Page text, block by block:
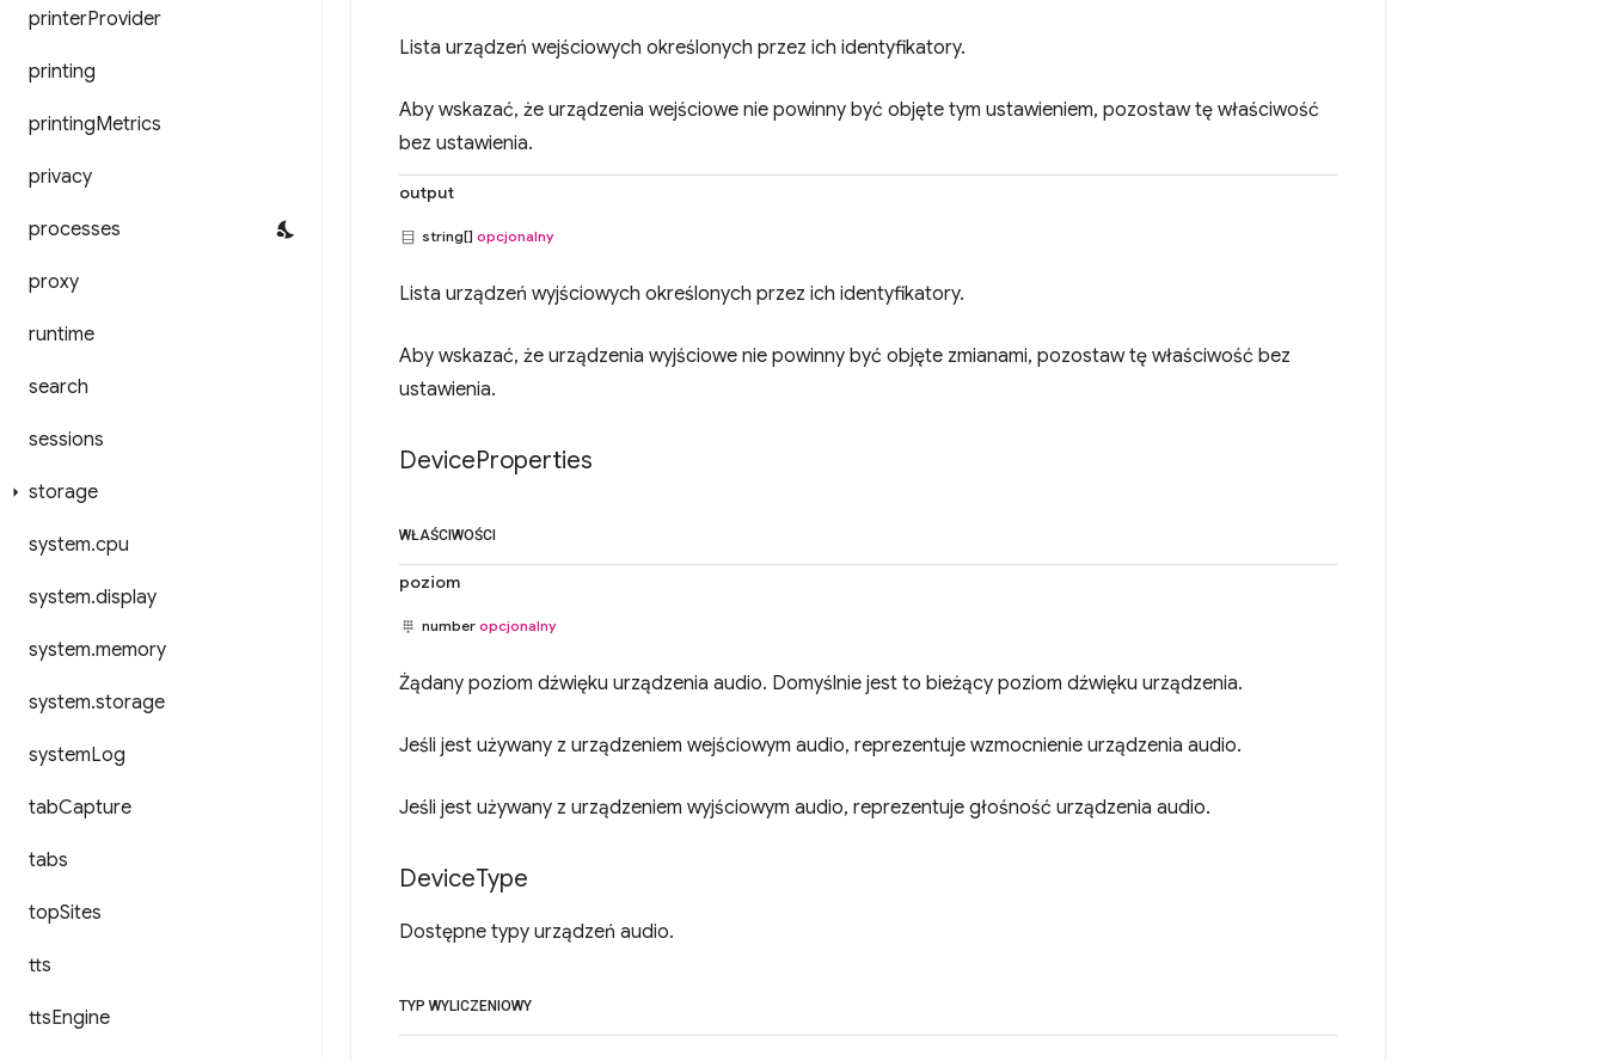
printerProvider
printing
printingMetrics
privacy
processes
proxy
runtime
search
sessions
storage
system.cpu
system.display
system.memory
system.storage
systemLog
tabCapture
tabs
topSites
tts
ttsEngine
Lista urządzeń wejściowych określonych przez ich identyfikatory.
Aby wskazać, że urządzenia wejściowe nie powinny być objęte tym ustawieniem, pozostaw tę właściwość
bez ustawienia.
output
string[] opcjonalny
Lista urządzeń wyjściowych określonych przez ich identyfikatory.
Aby wskazać, że urządzenia wyjściowe nie powinny być objęte zmianami, pozostaw tę właściwość bez
ustawienia.
DeviceProperties
WŁAŚCIWOŚCI
poziom
number opcjonalny
Żądany poziom dźwięku urządzenia audio. Domyślnie jest to bieżący poziom dźwięku urządzenia.
Jeśli jest używany z urządzeniem wejściowym audio, reprezentuje wzmocnienie urządzenia audio.
Jeśli jest używany z urządzeniem wyjściowym audio, reprezentuje głośność urządzenia audio.
DeviceType
Dostępne typy urządzeń audio.
TYP WYLICZENIOWY